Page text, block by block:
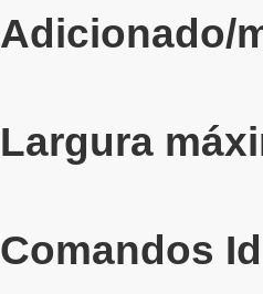
Adicionado/
Largura
Comandos